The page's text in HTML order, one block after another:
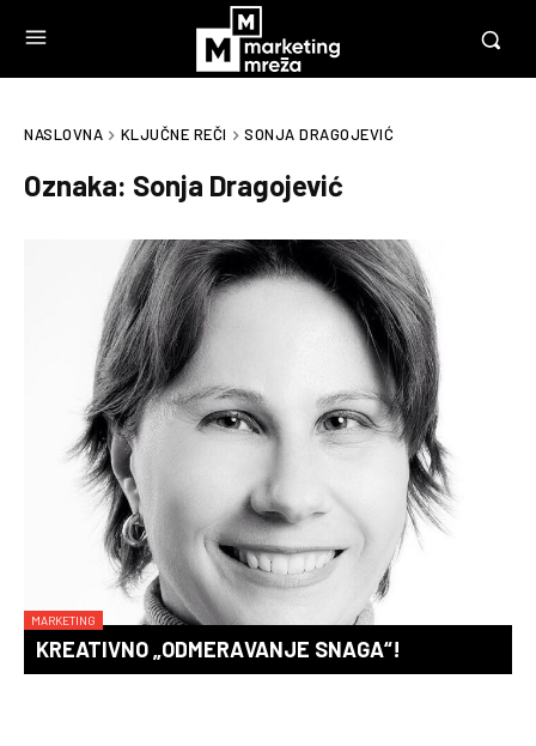
NASLOVNA KLJUČNE REČI SONJA DRAGOJEVIĆ
Oznaka: Sonja Dragojević
MARKETING
KREATIVNO „ODMERAVANJE SNAGA“!